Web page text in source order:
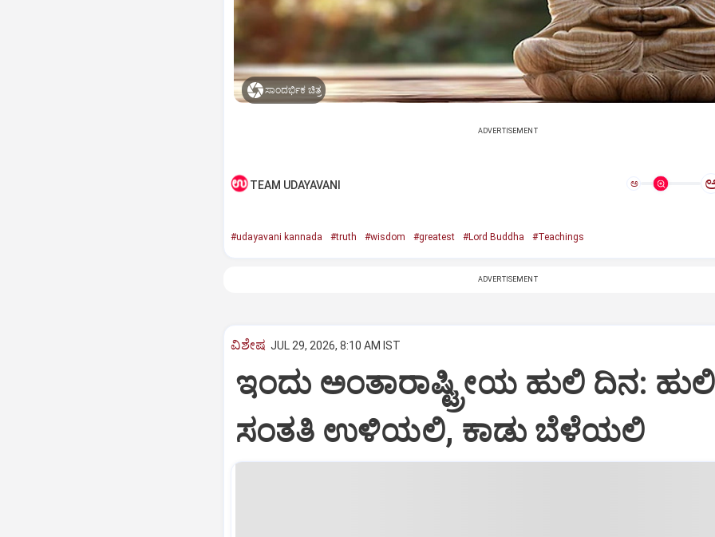
ಸಾಂದರ್ಭಿಕ ಚಿತ್ರ
ADVERTISEMENT
TEAM UDAYAVANI ಅ
#udayavani kannada #truth #wisdom #greatest #Lord Buddha #Teachings
ADVERTISEMENT
ವಿಶೇಷ JUL 29, 2026, 8:10 AM IST
ಇಂದು ಅಂತಾರಾಷ್ಟ್ರೀಯ ಹುಲಿ ದಿನ: ಹುಲಿ
ಸಂತತಿ ಉಳಿಯಲಿ, ಕಾಡು ಬೆಳೆಯಲಿ